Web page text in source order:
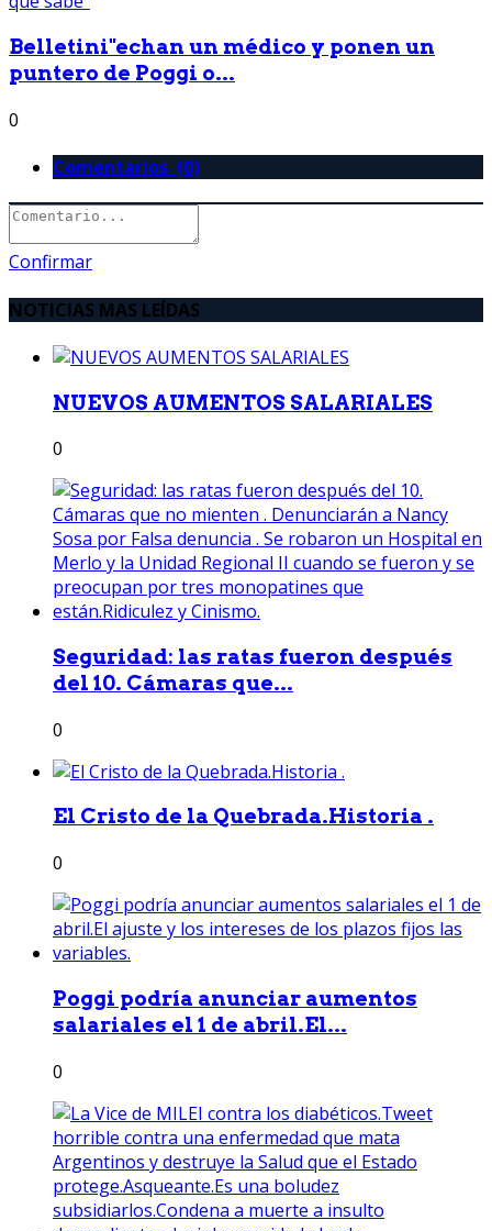
Belletini"echan un médico y ponen un
puntero de Poggi o...
0
Comentarios (0)
Confirmar
NOTICIAS MAS LEÍDAS
NUEVOS AUMENTOS SALARIALES
0
Seguridad: las ratas fueron después
del 10. Cámaras que...
0
El Cristo de la Quebrada.Historia .
0
Poggi podría anunciar aumentos
salariales el 1 de abril.El...
0